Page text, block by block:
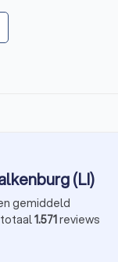
(LI)
gemiddeld
1.571reviews